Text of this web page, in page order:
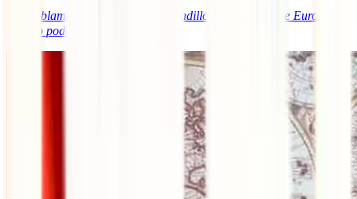
Te hablamos de los mejores mercadillos de Navidad de Europa en
nuestro podcast